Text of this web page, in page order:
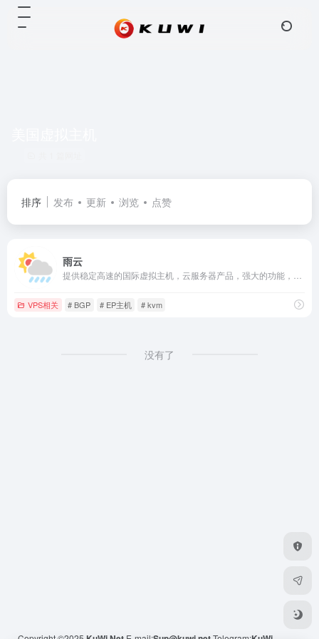
排序 发布 更新 浏览 点赞
雨云
VPS相关 # BGP # EP主机 # kvm
没有了